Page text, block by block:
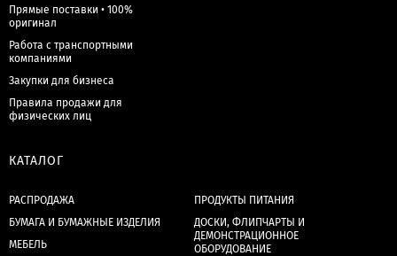
Прямые поставки • 100%
оригинал
Работа с транспортными
компаниями
Закупки для бизнеса
Правила продажи для
физических лиц
КАТАЛОГ
РАСПРОДАЖА
БУМАГА И БУМАЖНЫЕ ИЗДЕЛИЯ
МЕБЕЛЬ
ПРОДУКТЫ ПИТАНИЯ
ДОСКИ, ФЛИПЧАРТЫ И
ДЕМОНСТРАЦИОННОЕ
ОБОРУДОВАНИЕ